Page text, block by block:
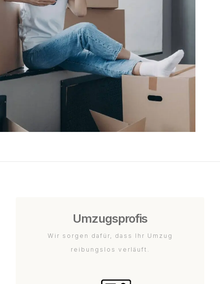
Umzugsprofis
Wir sorgen dafür, dass Ihr Umzug
reibungslos verläuft.